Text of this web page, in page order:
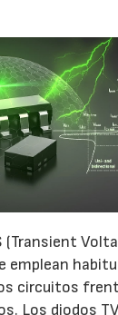
(Transient
emplean
circuitos
Los diodos